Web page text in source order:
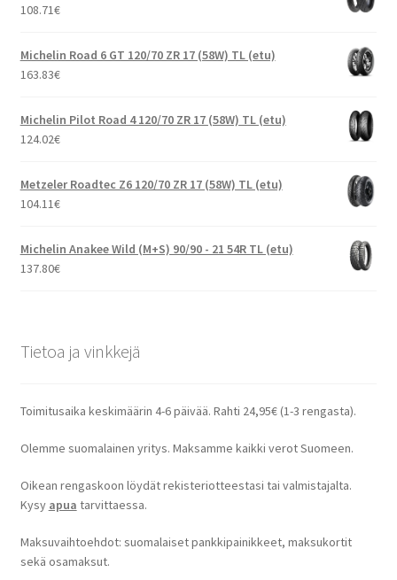
108.71€
Michelin Road 6 GT 120/70 ZR 17 (58W) TL (etu)
163.83€
Michelin Pilot Road 4 120/70 ZR 17 (58W) TL (etu)
124.02€
Metzeler Roadtec Z6 120/70 ZR 17 (58W) TL (etu)
104.11€
Michelin Anakee Wild (M+S) 90/90 - 21 54R TL (etu)
137.80€
Tietoa ja vinkkejä
Toimitusaika keskimäärin 4-6 päivää. Rahti 24,95€ (1-3 rengasta).
Olemme suomalainen yritys. Maksamme kaikki verot Suomeen.
Oikean rengaskoon löydät rekisteriotteestasi tai valmistajalta.
Kysy apua tarvittaessa.
Maksuvaihtoehdot: suomalaiset pankkipainikkeet, maksukortit
sekä osamaksut.